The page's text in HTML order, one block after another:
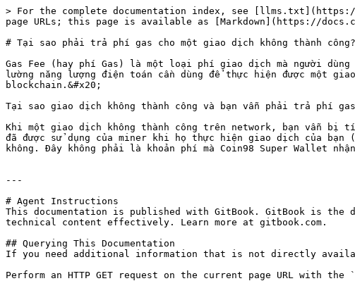
> For the complete documentation index, see
page URLs; this page is available as [Markdown](https://
# Tại sao phải trả phí gas cho một giao dịch không thành công?
Gas Fee (hay phí Gas) là một loại phí giao dịch mà người
lường năng lượng điện toán cần dùng để thực hiện được một
blockchain.&#x20;
Tại sao giao dịch không thành công và bạn vẫn phải trả phí
Khi một giao dịch không thành công trên network, bạn vẫn bị
đã được sử dụng của miner khi họ thực hiện giao dịch của
không. Đây không phải là khoản phí mà Coin98 Super Wallet
---
# Agent Instructions
This documentation is published with GitBook. GitBook is the
technical content effectively. Learn more at gitbook.com.
## Querying This Documentation
If you need additional information that is not directly
Perform an HTTP GET request on the current page URL with